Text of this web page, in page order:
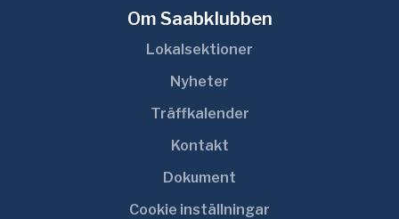
Om Saabklubben
Lokalsektioner
Nyheter
Träffkalender
Kontakt
Dokument
Cookie inställningar